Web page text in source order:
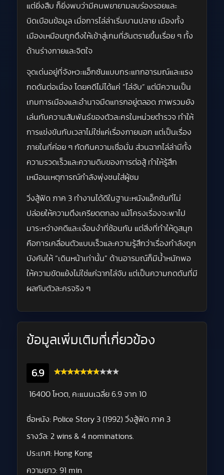
แต่ยิ่งสืบ ก็ยิ่งพบว่ามีคนพยายามลบร่องรอยและ
บิดเบือนข้อมูล เมื่อการไล่ล่าเริ่มบานปลาย เมืองทั้ง
เมืองเหมือนถูกดึงให้เข้าสู่เกมที่อันตรายขึ้นเรื่อย ๆ ทั้ง
ด้านร่างกายและจิตใจ
จุดเด่นอยู่ที่จังหวะแอ็กชันแบบกระแทกอารมณ์และแรง
กดดันต่อเนื่อง โดยคดีไม่ได้แค่ “ไล่จับ” แต่มีความเป็น
เกมการเมืองและอำนาจมืดแทรกอยู่ตลอด ภาพรวมยัง
เล่นกับความสัมพันธ์ของตัวละครในหน่วยตำรวจ ทำให้
การแข่งขันกับเวลาไม่ใช่แค่เรื่องภายนอก แต่เป็นเรื่อง
ภายในที่ค่อย ๆ กัดกินความเชื่อมั่น ส่วนฉากไล่ล่ามีทั้ง
ความรวดเร็วและความดิบของการต่อสู้ ทำให้รู้สึก
เหมือนเหตุการณ์กำลังพุ่งชนใส่ผู้ชม
วิ่งสู้ฟัด ภาค 3 ทำงานได้ดีในฐานะหนังแอ็กชันที่ไม่
ปล่อยให้ความตึงเครียดตกลง แม้โครงเรื่องจะพาไป
มาระหว่างคดีและเงื่อนงำที่ซ้อนกัน แต่สิ่งที่ทำให้ดูสนุก
คือการเคลื่อนตัวแบบเร็วและความรู้สึกว่าเรื่องกำลังถูก
บังคับให้ “เดินหน้าเท่านั้น” ด้านอารมณ์ก็มีน้ำหนักพอ
ให้ความขัดแย้งไม่ใช่แค่ฉากไล่จับ แต่เป็นความกดดันที่มี
ผลกับตัวละครจริง ๆ
ข้อมูลเพิ่มเติมที่เกี่ยวข้อง
6.9
16400 โหวต, คะแนนเฉลี่ย 6.9 จาก 10
ชื่อหนัง: Police Story 3 (1992) วิ่งสู้ฟัด ภาค 3
รางวัล: 2 wins & 4 nominations.
ประเทศ: Hong Kong
ความยาว: 91 min